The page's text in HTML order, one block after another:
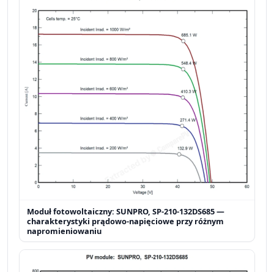
Moduł fotowoltaiczny: SUNPRO, SP-210-132DS685 —
charakterystyki prądowo-napięciowe przy różnym
napromieniowaniu